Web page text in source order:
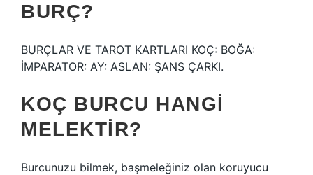
BURÇ?
BURÇLAR VE TAROT KARTLARI KOÇ: BOĞA:
İMPARATOR: AY: ASLAN: ŞANS ÇARKI.
KOÇ BURCU HANGI
MELEKTIR?
Burcunuzu bilmek, başmeleğiniz olan koruyucu